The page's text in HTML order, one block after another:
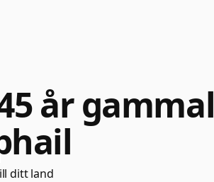
år gammal
ditt land